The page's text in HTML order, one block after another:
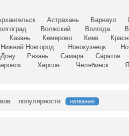
Астрахань Барнаул
Волжский Вологда
Казань Кемерово Киев
Нижний Новгород Новокузнецк
Дону Рязань Самара Саратов
Херсон Челябинск
популярности названию